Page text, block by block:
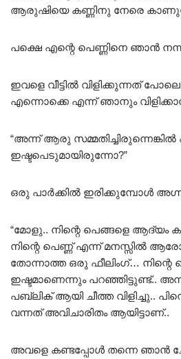
ആരുഷിയെ കണ്ണിനു നേരെ
പക്ഷെ എന്റെ പെണ്ണിനെ ഞാൻ
ഇവളെ വീട്ടിൽ വിളിക്കുന്നത്
എന്നൊക്കെ എന്ന് ഞാനും
“അന്ന് ആരു
ഇഷ്ടപെടുമായിരുന്നോ?”
ഒരു പാർക്കിൽ ഇരിക്കുമ്പോൾ
“മോളു.. നിന്റെ പെങ്ങളെ ആദ്യം
നിന്റെ പെണ്ണ് എന്ന് മനസ്സിൽ
തോന്നാത്ത ഒരു ഫീലിംഗ്…
ഇഷ്ടമാണെന്നും പറഞ്ഞിട്ടുണ്ട്..
പബ്ലിക് ആയി ചീത്ത വിളിച്ചു..
വന്നത് അവിചാരിതം ആയിട്ടാണ്..
അവളെ കണ്ടപ്പോൾ തന്നെ ഞാൻ